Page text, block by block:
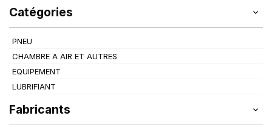
Catégories
PNEU
CHAMBRE A AIR ET AUTRES
EQUIPEMENT
LUBRIFIANT
Fabricants